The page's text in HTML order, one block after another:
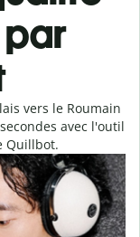
par
vers le Roumain
avec l'outil
Quillbot.